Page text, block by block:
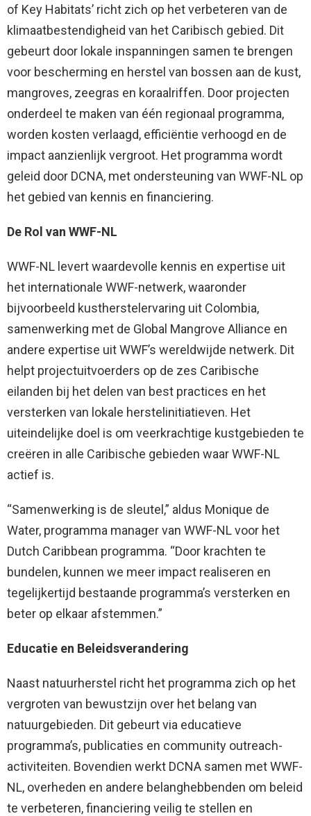
of Key Habitats’ richt zich op het verbeteren van de
klimaatbestendigheid van het Caribisch gebied. Dit
gebeurt door lokale inspanningen samen te brengen
voor bescherming en herstel van bossen aan de kust,
mangroves, zeegras en koraalriffen. Door projecten
onderdeel te maken van één regionaal programma,
worden kosten verlaagd, efficiëntie verhoogd en de
impact aanzienlijk vergroot. Het programma wordt
geleid door DCNA, met ondersteuning van WWF-NL op
het gebied van kennis en financiering.
De Rol van WWF-NL
WWF-NL levert waardevolle kennis en expertise uit
het internationale WWF-netwerk, waaronder
bijvoorbeeld kustherstelervaring uit Colombia,
samenwerking met de Global Mangrove Alliance en
andere expertise uit WWF’s wereldwijde netwerk. Dit
helpt projectuitvoerders op de zes Caribische
eilanden bij het delen van best practices en het
versterken van lokale herstelinitiatieven. Het
uiteindelijke doel is om veerkrachtige kustgebieden te
creëren in alle Caribische gebieden waar WWF-NL
actief is.
“Samenwerking is de sleutel,” aldus Monique de
Water, programma manager van WWF-NL voor het
Dutch Caribbean programma. “Door krachten te
bundelen, kunnen we meer impact realiseren en
tegelijkertijd bestaande programma’s versterken en
beter op elkaar afstemmen.”
Educatie en Beleidsverandering
Naast natuurherstel richt het programma zich op het
vergroten van bewustzijn over het belang van
natuurgebieden. Dit gebeurt via educatieve
programma’s, publicaties en community outreach-
activiteiten. Bovendien werkt DCNA samen met WWF-
NL, overheden en andere belanghebbenden om beleid
te verbeteren, financiering veilig te stellen en